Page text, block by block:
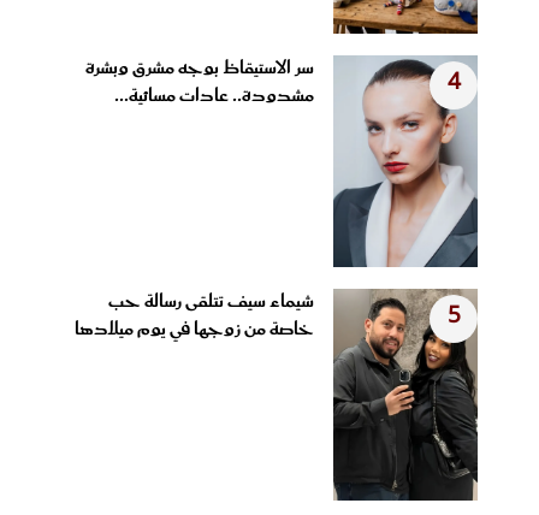
4
سر الاستيقاظ بوجه مشرق وبشرة
مشدودة.. عادات مسائية...
5
شيماء سيف تتلقى رسالة حب
خاصة من زوجها في يوم ميلادها